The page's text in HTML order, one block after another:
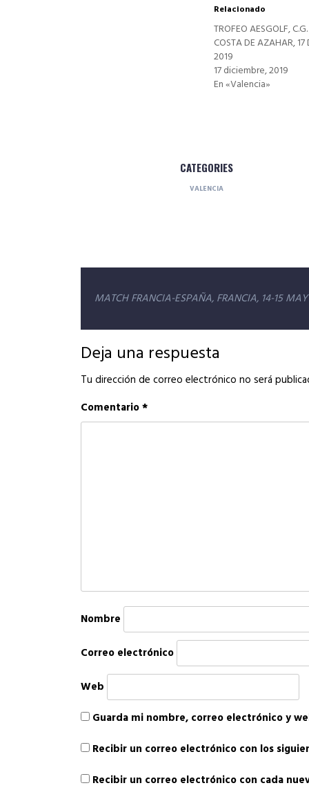
Relacionado
TROFEO AESGOLF, C.G.
COSTA DE AZAHAR, 17
2019
17 diciembre, 2019
En «Valencia»
CATEGORIES
VALENCIA
Navegación
de
entradas
MATCH FRANCIA-ESPAÑA, FRANCIA, 14-15
Deja una respuesta
Tu dirección de correo electrónico no será
Comentario*
Nombre
Correo electrónico
Web
Guarda mi nombre, correo electrónico y
Recibir un correo electrónico con los
Recibir un correo electrónico con cada